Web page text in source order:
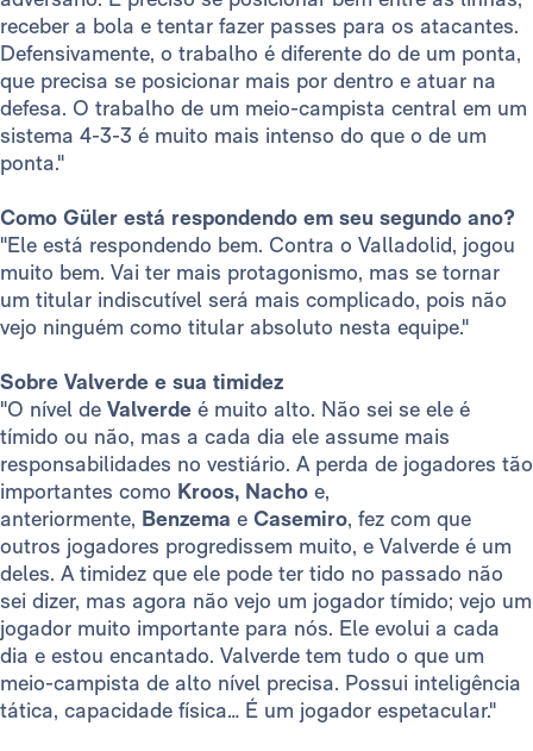
receber a bola e tentar fazer passes para os atacantes.
Defensivamente, o trabalho é diferente do de um ponta,
que precisa se posicionar mais por dentro e atuar na
defesa. O trabalho de um meio-campista central em um
sistema 4-3-3 é muito mais intenso do que o de um
ponta."
Como Güler está respondendo em seu segundo ano?
"Ele está respondendo bem. Contra o Valladolid, jogou
muito bem. Vai ter mais protagonismo, mas se tornar
um titular indiscutível será mais complicado, pois não
vejo ninguém como titular absoluto nesta equipe."
Sobre Valverde e sua timidez
"O nível de Valverde é muito alto. Não sei se ele é
tímido ou não, mas a cada dia ele assume mais
responsabilidades no vestiário. A perda de jogadores tão
importantes como Kroos, Nacho e,
anteriormente, Benzema e Casemiro, fez com que
outros jogadores progredissem muito, e Valverde é um
deles. A timidez que ele pode ter tido no passado não
sei dizer, mas agora não vejo um jogador tímido; vejo um
jogador muito importante para nós. Ele evolui a cada
dia e estou encantado. Valverde tem tudo o que um
meio-campista de alto nível precisa. Possui inteligência
tática, capacidade física… É um jogador espetacular."